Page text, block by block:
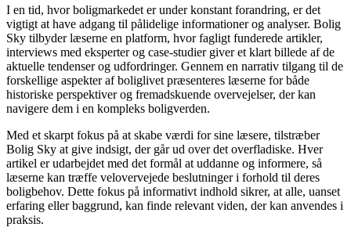
I en tid, hvor boligmarkedet er under konstant forandring, er det
vigtigt at have adgang til pålidelige informationer og analyser. Bolig
Sky tilbyder læserne en platform, hvor fagligt funderede artikler,
interviews med eksperter og case-studier giver et klart billede af de
aktuelle tendenser og udfordringer. Gennem en narrativ tilgang til de
forskellige aspekter af boliglivet præsenteres læserne for både
historiske perspektiver og fremadskuende overvejelser, der kan
navigere dem i en kompleks boligverden.
Med et skarpt fokus på at skabe værdi for sine læsere, tilstræber
Bolig Sky at give indsigt, der går ud over det overfladiske. Hver
artikel er udarbejdet med det formål at uddanne og informere, så
læserne kan træffe velovervejede beslutninger i forhold til deres
boligbehov. Dette fokus på informativt indhold sikrer, at alle, uanset
erfaring eller baggrund, kan finde relevant viden, der kan anvendes i
praksis.